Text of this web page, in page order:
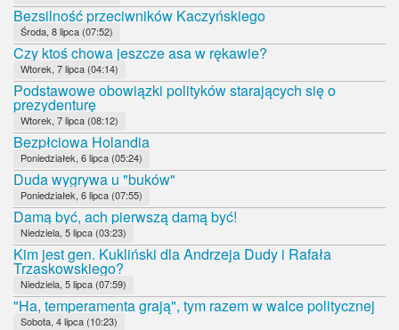
Bezsilność przeciwników Kaczyńskiego
Środa, 8 lipca (07:52)
Czy ktoś chowa jeszcze asa w rękawie?
Wtorek, 7 lipca (04:14)
Podstawowe obowiązki polityków starających się o
prezydenturę
Wtorek, 7 lipca (08:12)
Bezpłciowa Holandia
Poniedziałek, 6 lipca (05:24)
Duda wygrywa u "buków"
Poniedziałek, 6 lipca (07:55)
Damą być, ach pierwszą damą być!
Niedziela, 5 lipca (03:23)
Kim jest gen. Kukliński dla Andrzeja Dudy i Rafała
Trzaskowskiego?
Niedziela, 5 lipca (07:59)
"Ha, temperamenta grają", tym razem w walce politycznej
Sobota, 4 lipca (10:23)